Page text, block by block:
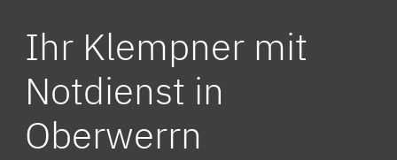
Ihr Klempner mit
Notdienst in
Oberwerrn